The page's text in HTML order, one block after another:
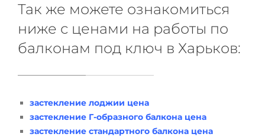
Так же можете ознакомиться
ниже с ценами на работы по
балконам под ключ в Харьков:
застекление лоджии цена
застекление Г-образного балкона цена
застекление стандартного балкона цена